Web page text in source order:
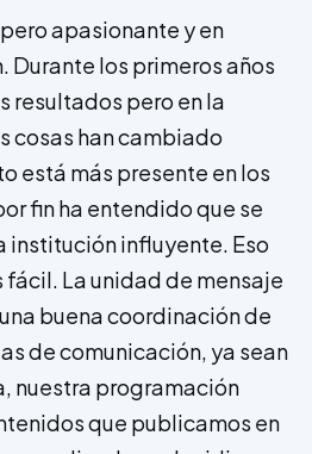
apasionante y en
Durante los pri­meros años
resultados pero en la
cosas han cambiado
está más presente en los
fin ha entendido que se
institución influyente. Eso
La unidad de mensaje
buena coordinación de
de comunicación, ya sean
nuestra programación
que publicamos en